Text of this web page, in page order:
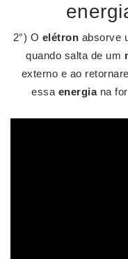
2°) O elétron absorve
quando salta de um
externo e ao
essa energiana